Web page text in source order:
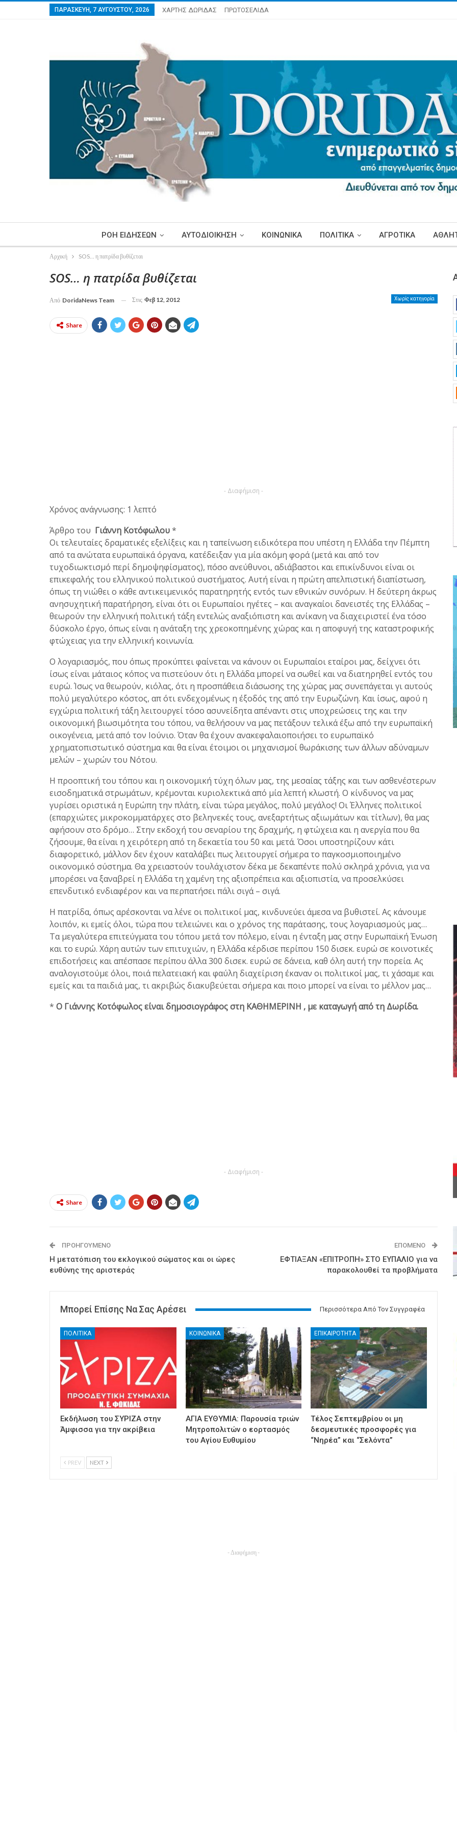
ΠΑΡΑΣΚΕΥΉ, 7 ΑΥΓΟΎΣΤΟΥ, 2026 ΧΑΡΤΗΣ ΔΩΡΙΔΑΣ ΠΡΩΤΟΣΕΛΙΔΑ
ΡΟΗ ΕΙΔΗΣΕΩΝ ΑΥΤΟΔΙΟΙΚΗΣΗ ΚΟΙΝΩΝΙΚΑ ΠΟΛΙΤΙΚΑ ΑΓΡΟΤΙΚΑ
Αρχική SOS… η πατρίδα βυθίζεται
SOS… η πατρίδα βυθίζεται
Χωρίς κατηγορία
Από DoridaNews Team Στις Φεβ 12, 2012
Share
- Διαφήμιση -
Χρόνος ανάγνωσης: 1 λεπτό
Άρθρο του Γιάννη Κοτόφωλου*
Οι τελευταίες δραματικές εξελίξεις και η ταπείνωση ειδικότερα που υπέστη η Ελλάδα την Πέμπτη
από τα ανώτατα ευρωπαϊκά όργανα, κατέδειξαν για μία ακόμη φορά (μετά και από τον
τυχοδιωκτισμό περί δημοψηφίσματος), πόσο ανεύθυνοι, αδιάβαστοι και επικίνδυνοι είναι οι
επικεφαλής του ελληνικού πολιτικού συστήματος. Αυτή είναι η πρώτη απελπιστική διαπίστωση,
όπως τη νιώθει ο κάθε αντικειμενικός παρατηρητής εντός των εθνικών συνόρων. Η δεύτερη άκρως
ανησυχητική παρατήρηση, είναι ότι οι Ευρωπαίοι ηγέτες – και αναγκαίοι δανειστές της Ελλάδας –
θεωρούν την ελληνική πολιτική τάξη εντελώς αναξιόπιστη και ανίκανη να διαχειριστεί ένα τόσο
δύσκολο έργο, όπως είναι η ανάταξη της χρεοκοπημένης χώρας και η αποφυγή της καταστροφικής
φτώχειας για την ελληνική κοινωνία.
Ο λογαριασμός, που όπως προκύπτει φαίνεται να κάνουν οι Ευρωπαίοι εταίροι μας, δείχνει ότι
ίσως είναι μάταιος κόπος να πιστεύουν ότι η Ελλάδα μπορεί να σωθεί και να διατηρηθεί εντός του
ευρώ. Ίσως να θεωρούν, κιόλας, ότι η προσπάθεια διάσωσης της χώρας μας συνεπάγεται γι αυτούς
πολύ μεγαλύτερο κόστος, απ ότι ενδεχομένως η έξοδός της από την Ευρωζώνη. Και ίσως, αφού η
εγχώρια πολιτική τάξη λειτουργεί τόσο ασυνείδητα απέναντι στις υποχρεώσεις της και την
οικονομική βιωσιμότητα του τόπου, να θελήσουν να μας πετάξουν τελικά έξω από την ευρωπαϊκή
οικογένεια, μετά από τον Ιούνιο. Όταν θα έχουν ανακεφαλαιοποιήσει το ευρωπαϊκό
χρηματοπιστωτικό σύστημα και θα είναι έτοιμοι οι μηχανισμοί θωράκισης των άλλων αδύναμων
μελών – χωρών του Νότου.
Η προοπτική του τόπου και η οικονομική τύχη όλων μας, της μεσαίας τάξης και των ασθενέστερων
εισοδηματικά στρωμάτων, κρέμονται κυριολεκτικά από μία λεπτή κλωστή. Ο κίνδυνος να μας
γυρίσει οριστικά η Ευρώπη την πλάτη, είναι τώρα μεγάλος, πολύ μεγάλος! Οι Έλληνες πολιτικοί
(επαρχιώτες μικροκομματάρχες στο βεληνεκές τους, ανεξαρτήτως αξιωμάτων και τίτλων), θα μας
αφήσουν στο δρόμο… Στην εκδοχή του σεναρίου της δραχμής, η φτώχεια και η ανεργία που θα
ζήσουμε, θα είναι η χειρότερη από τη δεκαετία του ΄50 και μετά. Όσοι υποστηρίζουν κάτι
διαφορετικό, μάλλον δεν έχουν καταλάβει πως λειτουργεί σήμερα το παγκοσμιοποιημένο
οικονομικό σύστημα. Θα χρειαστούν τουλάχιστον δέκα με δεκαπέντε πολύ σκληρά χρόνια, για να
μπορέσει να ξαναβρεί η Ελλάδα τη χαμένη της αξιοπρέπεια και αξιοπιστία, να προσελκύσει
επενδυτικό ενδιαφέρον και να περπατήσει πάλι σιγά – σιγά.
Η πατρίδα, όπως αρέσκονται να λένε οι πολιτικοί μας, κινδυνεύει άμεσα να βυθιστεί. Ας κάνουμε
λοιπόν, κι εμείς όλοι, τώρα που τελειώνει και ο χρόνος της παράτασης, τους λογαριασμούς μας…
Τα μεγαλύτερα επιτεύγματα του τόπου μετά τον πόλεμο, είναι η ένταξη μας στην Ευρωπαϊκή Ένωση
και το ευρώ. Χάρη αυτών των επιτυχιών, η Ελλάδα κέρδισε περίπου 150 δισεκ. ευρώ σε κοινοτικές
επιδοτήσεις και απέσπασε περίπου άλλα 300 δισεκ. ευρώ σε δάνεια, καθ όλη αυτή την πορεία. Ας
αναλογιστούμε όλοι, ποιά πελατειακή και φαύλη διαχείριση έκαναν οι πολιτικοί μας, τι χάσαμε και
εμείς και τα παιδιά μας, τι ακριβώς διακυβεύεται σήμερα και ποιο μπορεί να είναι το μέλλον μας…
* Ο Γιάννης Κοτόφωλος είναι δημοσιογράφος στη ΚΑΘΗΜΕΡΙΝΗ , με καταγωγή από τη Δωρίδα.
- Διαφήμιση -
Share
ΠΡΟΗΓΟΎΜΕΝΟ
Η μετατόπιση του εκλογικού σώματος και οι ώρες
ευθύνης της αριστεράς
ΕΠΌΜΕΝΟ
ΕΦΤΙΑΞΑΝ «ΕΠΙΤΡΟΠΗ» ΣΤΟ ΕΥΠΑΛΙΟ για να
παρακολουθεί τα προβλήματα
Μπορεί Επίσης Να Σας Αρέσει Περισσότερα Από Τον Συγγραφέα
ΠΟΛΙΤΙΚΑ
Εκδήλωση του ΣΥΡΙΖΑ στην
Άμφισσα για την ακρίβεια
ΚΟΙΝΩΝΙΚΑ
ΑΓΙΑ ΕΥΘΥΜΙΑ: Παρουσία τριών
Μητροπολιτών ο εορτασμός
του Αγίου Ευθυμίου
ΕΠΙΚΑΙΡΟΤΗΤΑ
Τέλος Σεπτεμβρίου οι μη
δεσμευτικές προσφορές για
“Νηρέα” και “Σελόντα”
PREV NEXT
- Διαφήμιση -